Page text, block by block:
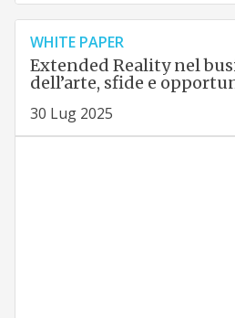
WHITE PAPER
Extended Reality nel
dell’arte, sfide e
30 Lug 2025